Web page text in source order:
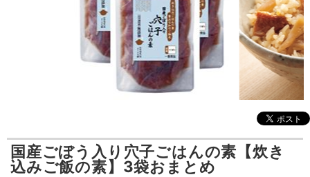
国産ごぼう入り穴子ごはんの素【炊き
込みご飯の素】3袋おまとめ